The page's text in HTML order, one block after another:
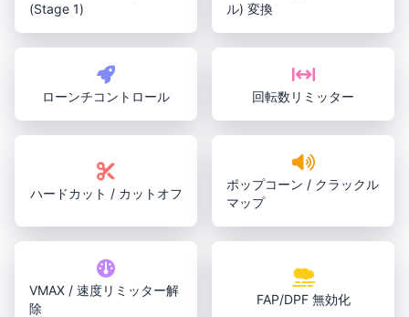
(Stage 1)
ル) 変換
ローンチコントロール 回転数リミッター
ハードカット / カットオフ
ポップコーン / クラックル
マップ
VMAX / 速度リミッター解
除
FAP/DPF 無効化